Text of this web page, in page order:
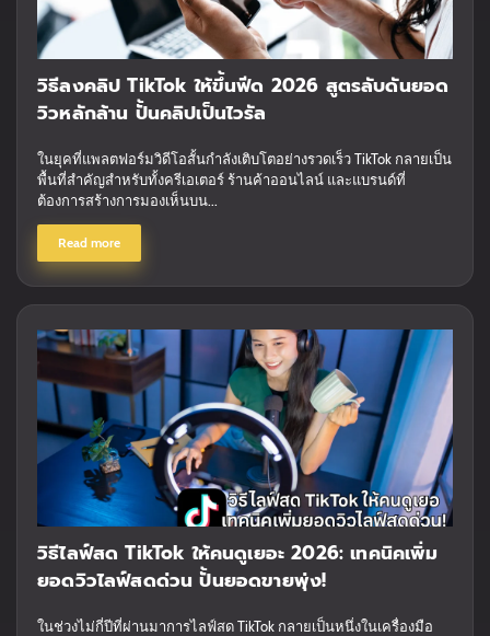
วิธีลงคลิป TikTok ให้ขึ้นฟีด 2026 สูตรลับดันยอด
วิวหลักล้าน ปั้นคลิปเป็นไวรัล
ในยุคที่แพลตฟอร์มวิดีโอสั้นกำลังเติบโตอย่างรวดเร็ว TikTok กลายเป็น
พื้นที่สำคัญสำหรับทั้งครีเอเตอร์ ร้านค้าออนไลน์ และแบรนด์ที่
ต้องการสร้างการมองเห็นบน...
Read more
วิธีไลฟ์สด TikTok ให้คนดูเยอะ 2026: เทคนิคเพิ่ม
ยอดวิวไลฟ์สดด่วน ปั้นยอดขายพุ่ง!
ในช่วงไม่กี่ปีที่ผ่านมาการไลฟ์สด TikTok กลายเป็นหนึ่งในเครื่องมือ